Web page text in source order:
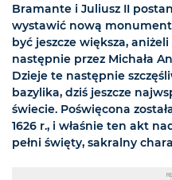
Bramante i Juliusz II
wystawić nową
być jeszcze większa,
następnie przez Michała
Dzieje te następnie
bazylika, dziś jeszcze
świecie. Poświęcona
1626 r., i właśnie ten akt
pełni święty, sakralny